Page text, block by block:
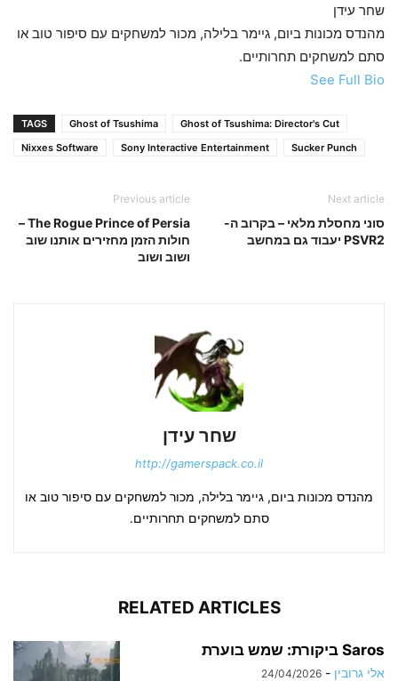
שחר עידן
מהנדס מכונות ביום, גיימר בלילה, מכור למשחקים עם סיפור טוב או
סתם למשחקים תחרותיים.
See Full Bio
TAGS Ghost of Tsushima
Ghost of Tsushima: Director's Cut
Nixxes Software
Sony Interactive Entertainment Sucker Punch
Previous article
The Rogue Prince of Persia –
חולות הזמן מחזירים אותנו שוב
ושוב ושוב
Next article
סוני מחסלת מלאי – בקרוב ה-
PSVR2 יעבוד גם במחשב
שחר עידן
http://gamerspack.co.il
מהנדס מכונות ביום, גיימר בלילה, מכור למשחקים עם סיפור טוב או
סתם למשחקים תחרותיים.
RELATED ARTICLES
Saros ביקורת: שמש בוערת
אלי גרובין -
24/04/2026